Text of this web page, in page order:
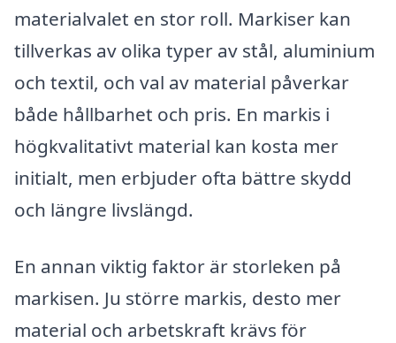
materialvalet en stor roll. Markiser kan
tillverkas av olika typer av stål, aluminium
och textil, och val av material påverkar
både hållbarhet och pris. En markis i
högkvalitativt material kan kosta mer
initialt, men erbjuder ofta bättre skydd
och längre livslängd.
En annan viktig faktor är storleken på
markisen. Ju större markis, desto mer
material och arbetskraft krävs för